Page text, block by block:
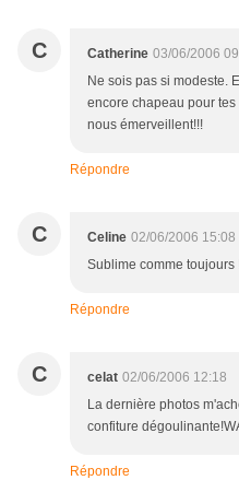
C Catherine 03/06/2006
Ne sois pas si modeste.
encore chapeau pour
nous émerveillent!!!
Répondre
C Celine 02/06/2006 15:08
Sublime comme toujours
Répondre
C celat 02/06/2006 12:18
La dernière photos
confiture
Répondre